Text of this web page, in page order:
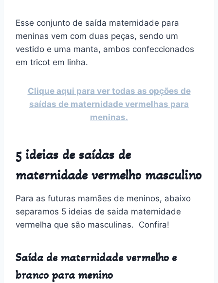
Esse conjunto de saída maternidade para
meninas vem com duas peças, sendo um
vestido e uma manta, ambos confeccionados
em tricot em linha.
Clique aqui para ver todas as opções de
saídas de maternidade vermelhas para
meninas.
5 ideias de saídas de
maternidade vermelho masculino
Para as futuras mamães de meninos, abaixo
separamos 5 ideias de saida maternidade
vermelha que são masculinas. Confira!
Saída de maternidade vermelho e
branco para menino